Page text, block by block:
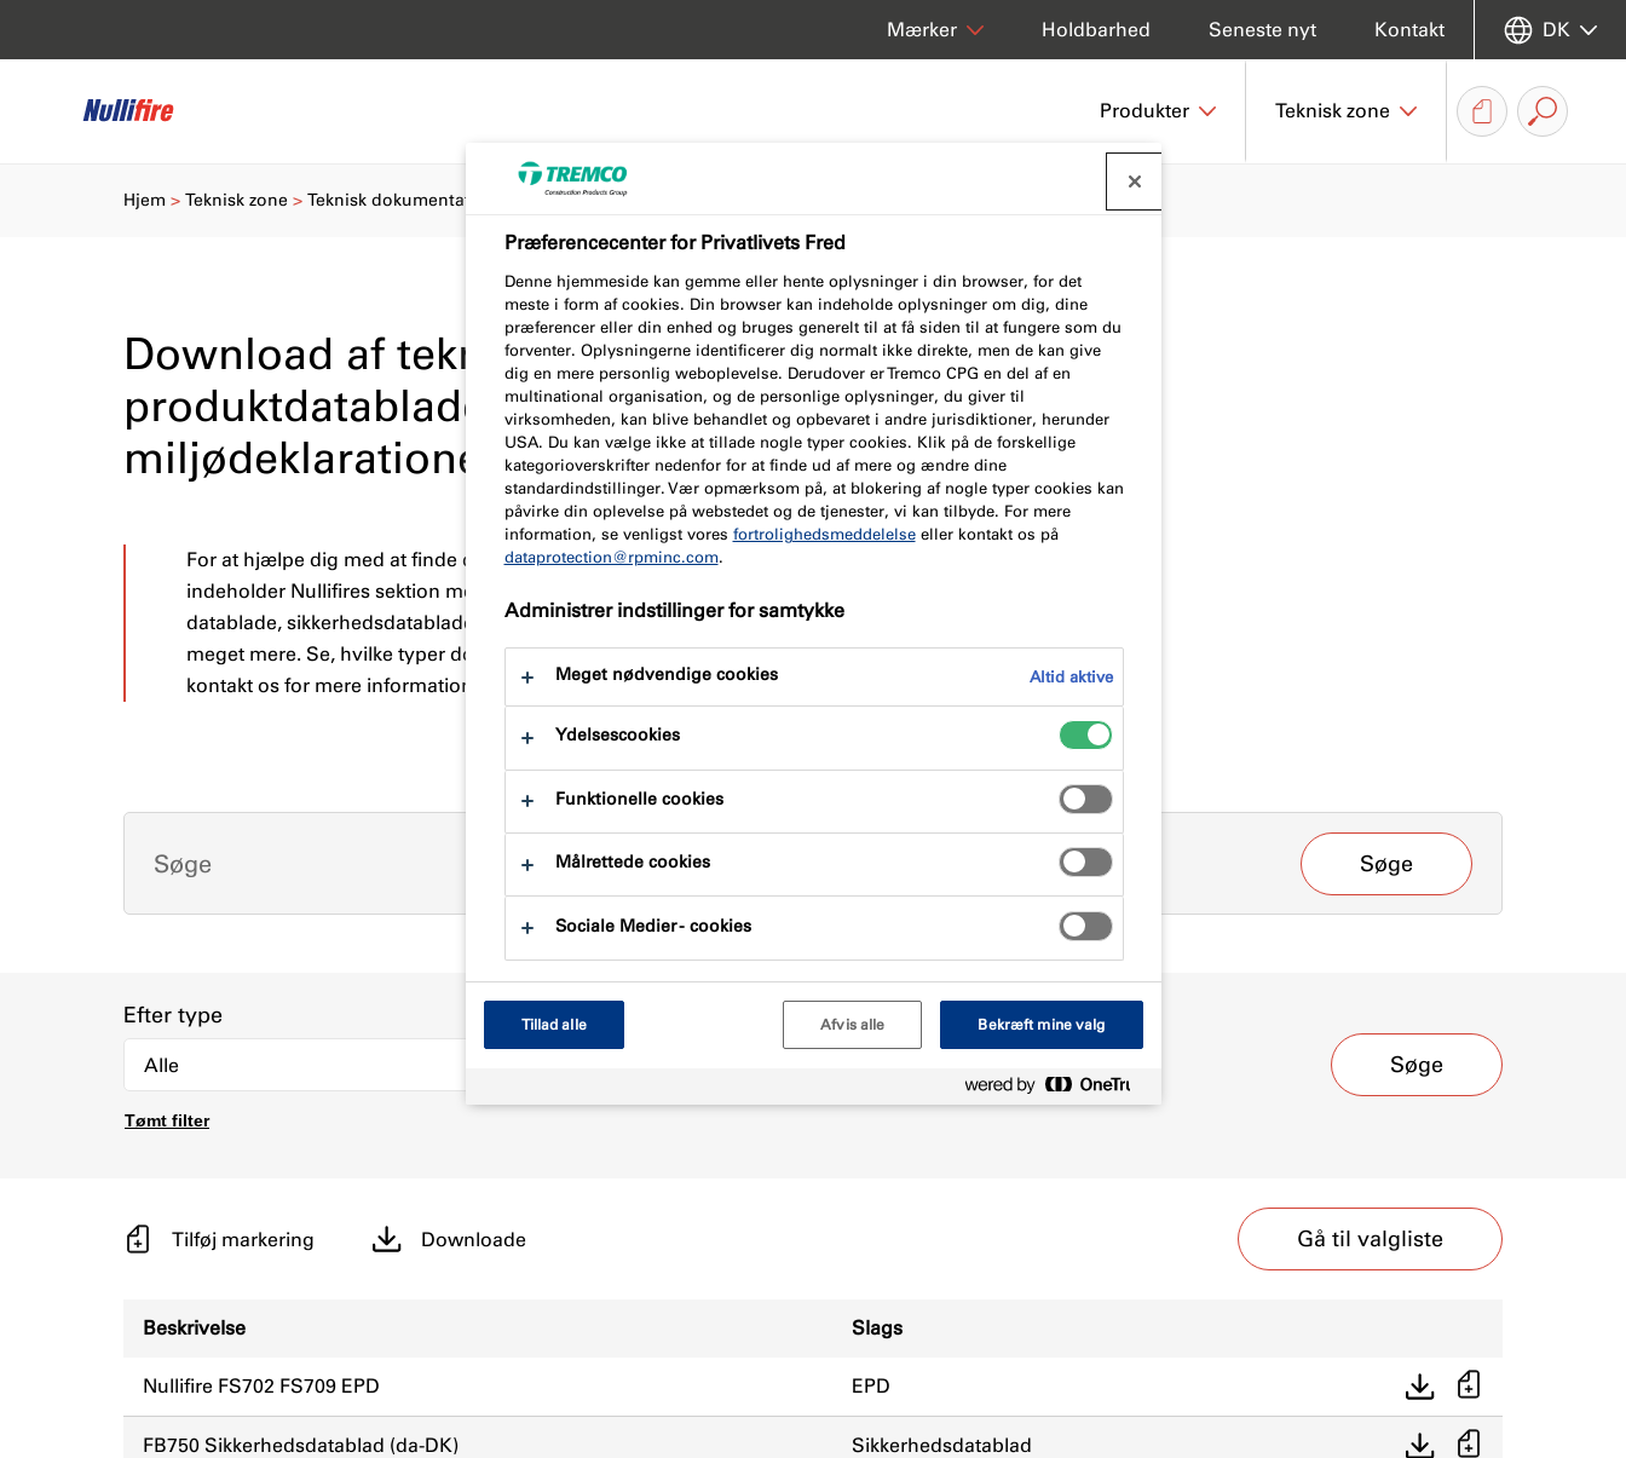
Produkter Teknisk zone
Holdbarhed Seneste nyt Kontakt
Mærker DK
Download af tekniske
produktdatablade, certificeringer &
miljødeklarationer (EPD).
For at hjælpe dig med at finde de tekniske oplysninger, du har brug for,
indeholder Nullifires sektion med teknisk dokumentation tekniske
datablade, sikkerhedsdatablade, instruktioner, belastningstabeller og
meget mere. Se, hvilke typer downloads du kan foretage nedenfor, og
kontakt os for mere information.
Hjem Teknisk zone Teknisk dokumentation
Søge
Efter type
Søge
Tømt filter
Tilføj markering Downloade Gå til valgliste
Beskrivelse Slags
Nullifire FS702 FS709 EPD EPD
FB750 Sikkerhedsdatablad (da-DK) Sikkerhedsdatablad
Præferencecenter for Privatlivets Fred
Denne hjemmeside kan gemme eller hente oplysninger i din browser, for det
meste i form af cookies. Din browser kan indeholde oplysninger om dig, dine
præferencer eller din enhed og bruges generelt til at få siden til at fungere som du
forventer. Oplysningerne identificerer dig normalt ikke direkte, men de kan give
dig en mere personlig weboplevelse. Derudover er Tremco CPG en del af en
multinational organisation, og de personlige oplysninger, du giver til
virksomheden, kan blive behandlet og opbevaret i andre jurisdiktioner, herunder
USA. Du kan vælge ikke at tillade nogle typer cookies. Klik på de forskellige
kategorioverskrifter nedenfor for at finde ud af mere og ændre dine
standardindstillinger. Vær opmærksom på, at blokering af nogle typer cookies kan
påvirke din oplevelse på webstedet og de tjenester, vi kan tilbyde. For mere
information, se venligst vores fortrolighedsmeddelelseeller kontakt os på
dataprotection@rpminc.com.
Administrer indstillinger for samtykke
Meget nødvendige cookies Altid aktive
Ydelsescookies
Funktionelle cookies
Målrettede cookies
Sociale Medier - cookies
Tillad alle Afvis alle Bekræft mine valg